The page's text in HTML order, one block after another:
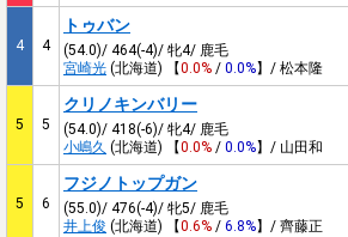
4 4
トゥバン
(54.0)/ 464(-4)/ 牝4/ 鹿毛
宮崎光 (北海道) 【0.0% / 0.0%】/ 松本隆
5 5
クリノキンバリー
(54.0)/ 418(-6)/ 牝4/ 鹿毛
小嶋久 (北海道) 【0.0% / 0.0%】/ 山田和
5 6
フジノトップガン
(55.0)/ 476(-4)/ 牝5/ 鹿毛
井上俊 (北海道) 【0.6% / 6.8%】/ 齊藤正